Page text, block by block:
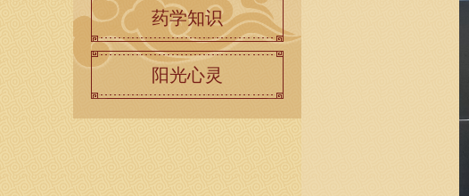
药学知识
阳光心灵